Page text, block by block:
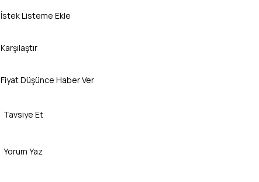
İstek Listeme Ekle
Karşılaştır
Fiyat Düşünce Haber Ver
Tavsiye Et
Yorum Yaz